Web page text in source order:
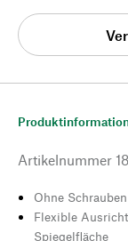
Artikelnummer
Ohne
Flexible
Spiegelfläche